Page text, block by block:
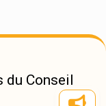
du Conseil